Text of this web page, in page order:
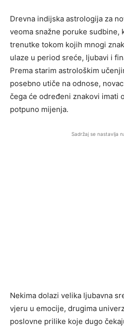
Drevna indijska astrologija za
veoma snažne poruke sudbine,
trenutke tokom kojih mnogi
ulaze u period sreće, ljubavi i
Prema starim astrološkim
posebno utiče na odnose,
čega će određeni znakovi imati
potpuno mijenja.
Sadržaj se nastavlja
Nekima dolazi velika ljubavna
vjeru u emocije, drugima
poslovne prilike koje dugo